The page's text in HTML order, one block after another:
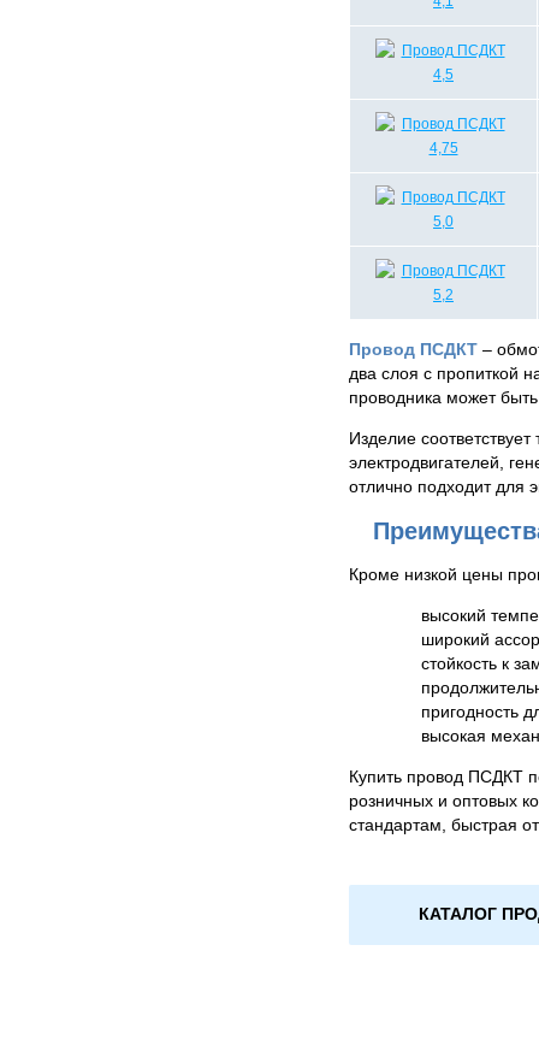
Провод ПСДКТ –
два слоя с пропиткой
проводника может
Изделие
электродвигателей,
отлично подходит для
Кроме низкой цены
высокий
широкий
стойкость к
пригодность
высокая
Купить провод ПСДКТ
розничных и оптовых
стандартам, быстрая
КАТАЛОГ